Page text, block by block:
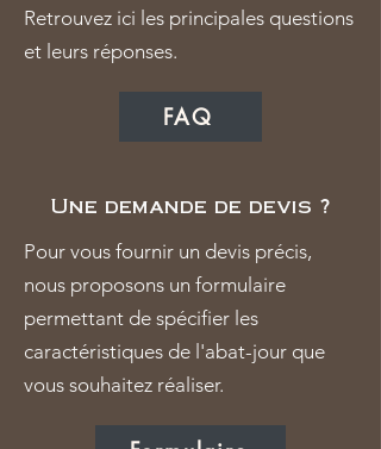
Retrouvez ici les principales questions
et leurs réponses.
FAQ
Une demande de devis ?
Pour vous fournir un devis précis,
nous proposons un formulaire
permettant de spécifier les
caractéristiques de l'abat-jour que
vous souhaitez réaliser.